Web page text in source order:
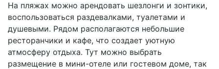
На пляжах можно арендовать шезлонги и зонтики,
воспользоваться раздевалками, туалетами и
душевыми. Рядом располагаются небольшие
ресторанчики и кафе, что создает уютную
атмосферу отдыха. Тут можно выбрать
размещение в мини-отеле или гостевом доме, так